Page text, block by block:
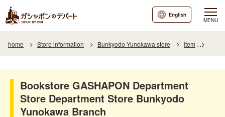
MENU
English
home Store information Bunkyodo Yunokawa store Item
Bookstore GASHAPON Department
Store Department Store Bunkyodo
Yunokawa Branch